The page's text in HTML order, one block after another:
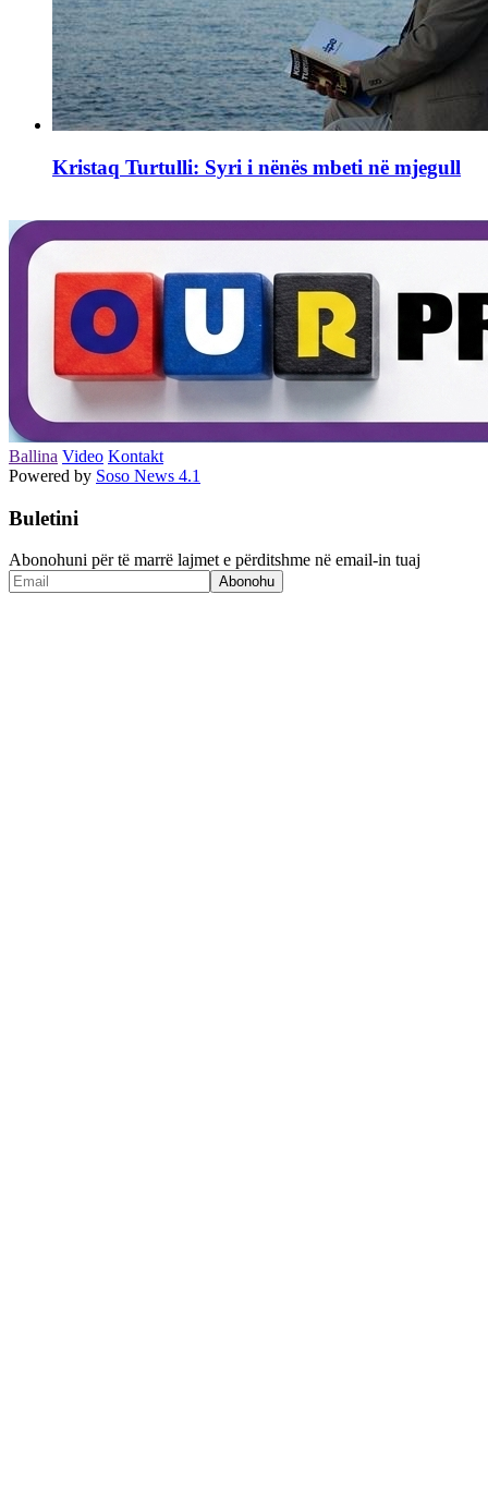
Kristaq Turtulli: Syri i nënës mbeti në mjegull
Ballina Video Kontakt
Powered by Soso News 4.1
Buletini
Abonohuni për të marrë lajmet e përditshme në email-in tuaj
Abonohu